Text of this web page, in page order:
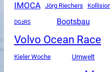
IMOCA Jörg Riechers
DGzRS Bootsbau
Volvo Ocean Race
Kieler Woche Umwelt